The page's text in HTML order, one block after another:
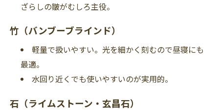
ざらしの皺がむしろ主役。
竹（バンブーブラインド）
軽量で扱いやすい。光を細かく刻むので昼寝にも
最適。
水回り近くでも使いやすいのが実用的。
石（ライムストーン・玄昌石）